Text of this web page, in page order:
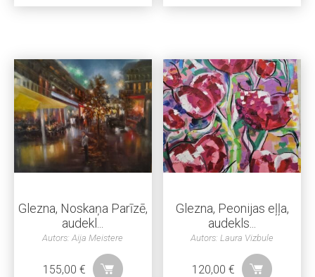
Glezna, Noskaņa Parīzē,
audekl...
Autors: Aija Meistere
155,00 €
Glezna, Peonijas eļļa,
audekls...
Autors: Laura Vizbule
120,00€